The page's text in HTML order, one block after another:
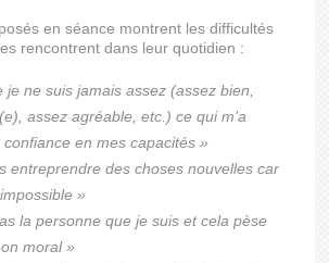
en séance montrent les difficultés
rencontrent dans leur quotidien :
je ne suis jamais assez (assez bien,
assez agréable, etc.) ce qui m’a
en mes capacités »
entreprendre des choses nouvelles car
»
la personne que je suis et cela pèse
moral »